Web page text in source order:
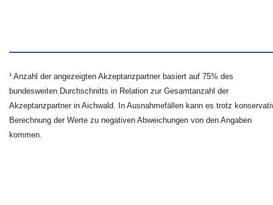
¹ Anzahl der angezeigten Akzeptanzpartner basiert auf 75% des
bundesweiten Durchschnitts in Relation zur Gesamtanzahl der
Akzeptanzpartner in Aichwald. In Ausnahmefällen kann es trotz
Berechnung der Werte zu negativen Abweichungen von den Angaben
kommen.